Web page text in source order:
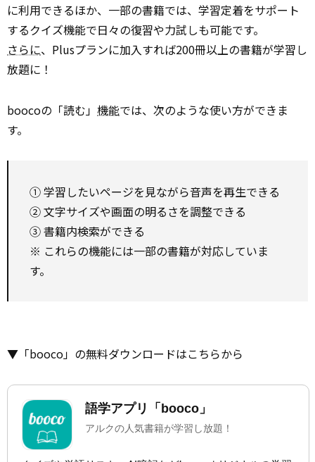
に利用できるほか、一部の書籍では、学習定着をサポート
するクイズ機能で日々の復習や力試しも可能です。
さらに、Plusプランに加入すれば200冊以上の書籍が学習し
放題に！
boocoの「読む」 機能では、次のような使い方ができま
す。
① 学習したいページを見ながら音声を再生できる
② 文字サイズや画面の明るさを調整できる
③ 書籍内検索ができる
※ これらの機能には一部の書籍が対応していま
す。
▼「booco」の無料ダウンロードはこちらから